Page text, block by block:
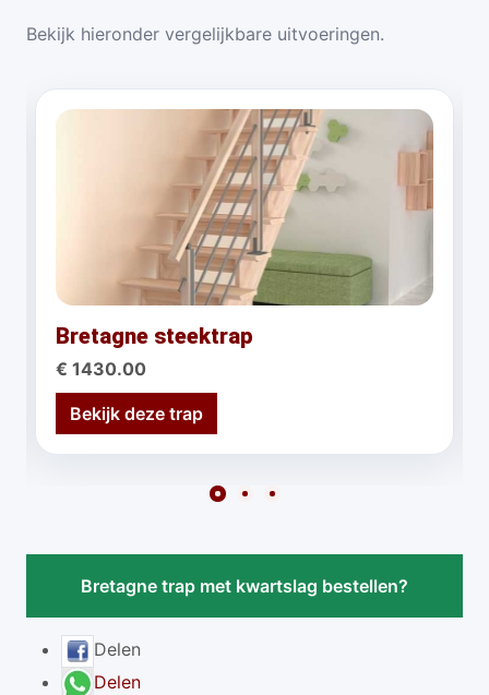
Bekijk hieronder vergelijkbare uitvoeringen.
Bretagne steektrap
€ 1430.00
Bekijk deze trap
Bretagne trap met kwartslag bestellen?
Delen
Delen